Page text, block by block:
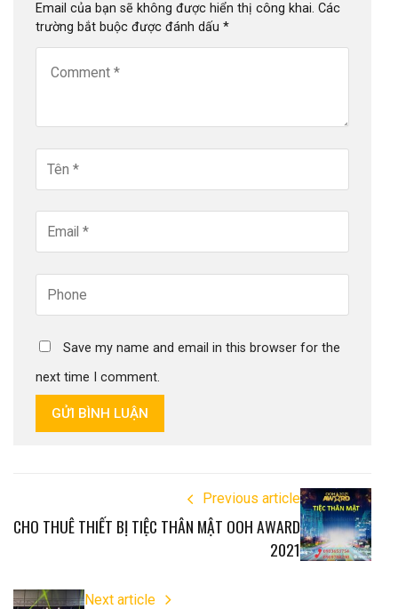
Email của bạn sẽ không được hiển thị công khai. Các
trường bắt buộc được đánh dấu *
Save my name and email in this browser for the
next time I comment.
GỬI BÌNH LUẬN
Previous article
CHO THUÊ THIẾT BỊ TIỆC THÂN MẬT OOH AWARD
2021
Next article